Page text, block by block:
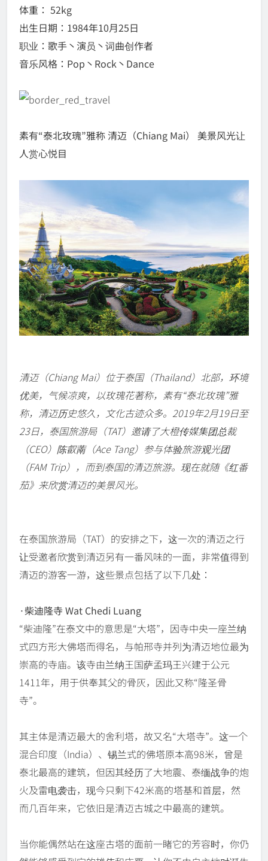
体重： 52kg
出生日期：1984年10月25日
职业：歌手丶演员丶词曲创作者
音乐风格：Pop丶Rock丶Dance
素有“泰北玫瑰”雅称 清迈（Chiang Mai） 美景风光让
人赏心悦目
清迈（Chiang Mai）位于泰国（Thailand）北部，环境
优美，气候凉爽，以玫瑰花著称，素有“泰北玫瑰”雅
称，清迈历史悠久，文化古迹众多。2019年2月19日至
23日，泰国旅游局（TAT）邀请了大橙传媒集团总裁
（CEO）陈叡萳（Ace Tang）参与体验旅游观光团
（FAM Trip），而到泰国的清迈旅游。现在就随《红番
茄》来欣赏清迈的美景风光。
在泰国旅游局（TAT）的安排之下，这一次的清迈之行
让受邀者欣赏到清迈另有一番风味的一面，非常值得到
清迈的游客一游，这些景点包括了以下几处：
·柴迪隆寺 Wat Chedi Luang
“柴迪隆”在泰文中的意思是“大塔”，因寺中央一座兰纳
式四方形大佛塔而得名，与帕邢寺并列为清迈地位最为
崇高的寺庙。该寺由兰纳王国萨孟玛王兴建于公元
1411年，用于供奉其父的骨灰，因此又称“隆圣骨
寺”。
其主体是清迈最大的舍利塔，故又名“大塔寺”。这一个
混合印度（India）、锡兰式的佛塔原本高98米，曾是
泰北最高的建筑，但因其经历了大地震、泰缅战争的炮
火及雷电袭击，现今只剩下42米高的塔基和首层，然
而几百年来，它依旧是清迈古城之中最高的建筑。
当你能偶然站在这座古塔的面前一睹它的芳容时，你仍